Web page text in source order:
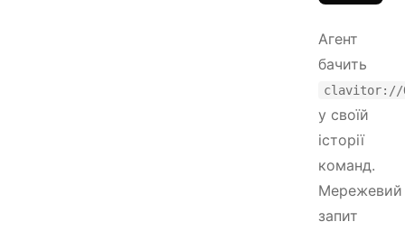
Агент
бачить
clavitor://
у своїй
історії
команд.
Мережевий
запит